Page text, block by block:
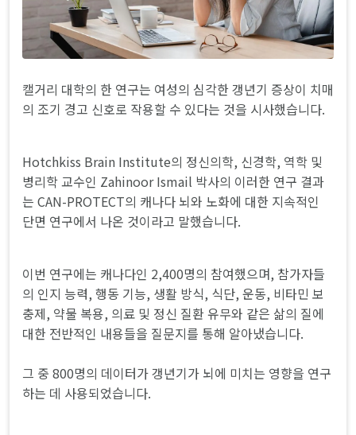
캘거리 대학의 한 연구는 여성의 심각한 갱년기 증상이 치매
의 조기 경고 신호로 작용할 수 있다는 것을 시사했습니다.
Hotchkiss Brain Institute의 정신의학, 신경학, 역학 및
병리학 교수인 Zahinoor Ismail 박사의 이러한 연구 결과
는 CAN-PROTECT의 캐나다 뇌와 노화에 대한 지속적인
단면 연구에서 나온 것이라고 말했습니다.
이번 연구에는 캐나다인 2,400명의 참여했으며, 참가자들
의 인지 능력, 행동 기능, 생활 방식, 식단, 운동, 비타민 보
충제, 약물 복용, 의료 및 정신 질환 유무와 같은 삶의 질에
대한 전반적인 내용들을 질문지를 통해 알아냈습니다.
그 중 800명의 데이터가 갱년기가 뇌에 미치는 영향을 연구
하는 데 사용되었습니다.